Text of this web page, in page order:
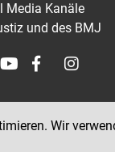
Media Kanäle
und des BMJ
Wir